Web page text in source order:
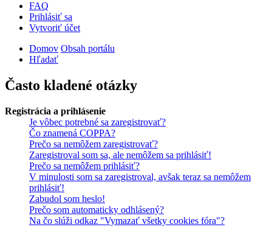
FAQ
Prihlásiť sa
Vytvoriť účet
Domov Obsah portálu
Hľadať
Často kladené otázky
Registrácia a prihlásenie
Je vôbec potrebné sa zaregistrovať?
Čo znamená COPPA?
Prečo sa nemôžem zaregistrovať?
Zaregistroval som sa, ale nemôžem sa prihlásiť!
Prečo sa nemôžem prihlásiť?
V minulosti som sa zaregistroval, avšak teraz sa nemôžem
prihlásiť!
Zabudol som heslo!
Prečo som automaticky odhlásený?
Na čo slúži odkaz "Vymazať všetky cookies fóra"?